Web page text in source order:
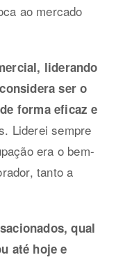
ao mercado
liderando
ser o
forma eficaz e
Liderei sempre
era o bem-
tanto a
qual
até hoje e